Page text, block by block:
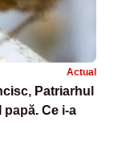
Actual
Patriarhul
Ce i-a